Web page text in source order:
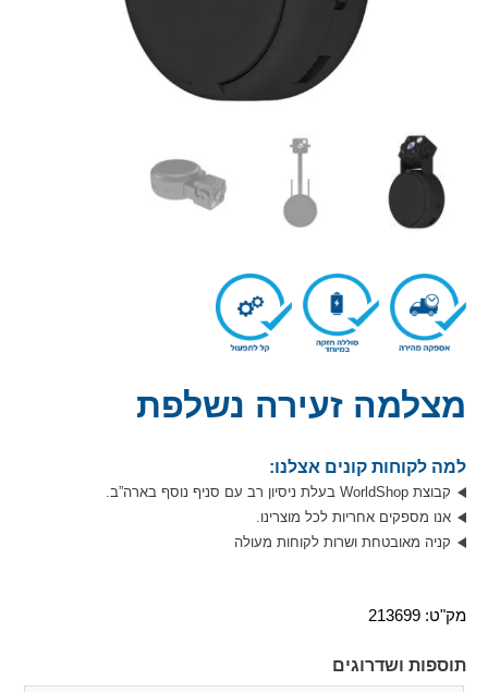
מצלמה זעירה נשלפת
למה לקוחות קונים אצלנו:
קבוצת WorldShop בעלת ניסיון רב עם סניף נוסף בארה”ב.
אנו מספקים אחריות לכל מוצרינו.
קניה מאובטחת ושרות לקוחות מעולה
מק"ט: 213699
תוספות ושדרוגים